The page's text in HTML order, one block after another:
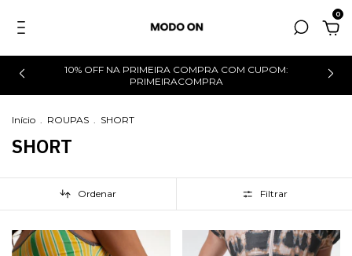
0
10% OFF NA PRIMEIRA COMPRA COM CUPOM:
PRIMEIRACOMPRA
Início . ROUPAS . SHORT
SHORT
Ordenar Filtrar